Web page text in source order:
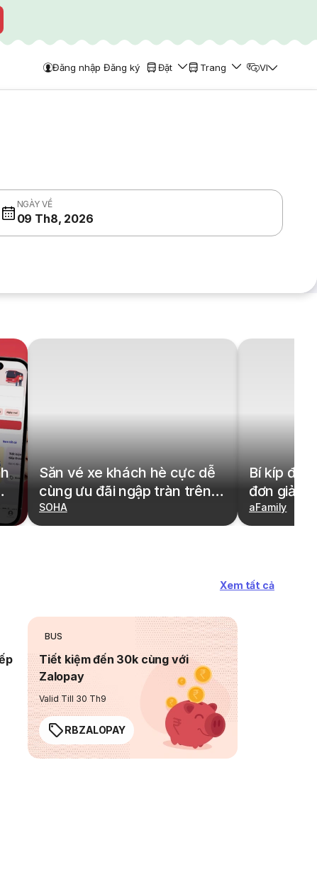
Đăng nhập Đăng ký Đặt Trang VI
NGÀY VỀ
09 Th8, 2026
Săn vé xe khách hè cực dễ
cùng ưu đãi ngập tràn trên
redBus
SOHA
Bí kíp đặt
đơn giản,
cả gia
aFamily
Xem tất cả
BUS
Tiết kiệm đến 30k cùng với
Zalopay
Valid Till 30 Th9
RBZALOPAY